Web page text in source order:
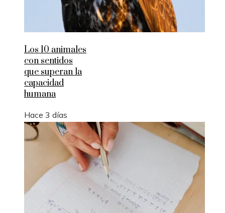
Los 10 animales
con sentidos
que superan la
capacidad
humana
Hace 3 días